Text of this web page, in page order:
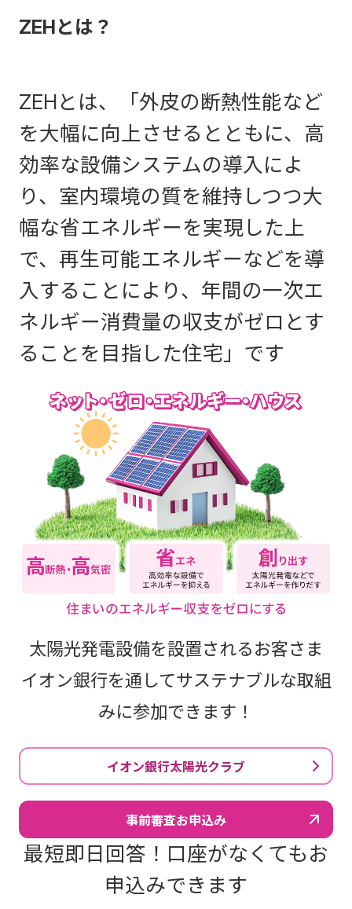
ZEHとは？
ZEHとは、「外皮の断熱性能など
を大幅に向上させるとともに、高
効率な設備システムの導入によ
り、室内環境の質を維持しつつ大
幅な省エネルギーを実現した上
で、再生可能エネルギーなどを導
入することにより、年間の一次エ
ネルギー消費量の収支がゼロとす
ることを目指した住宅」です
太陽光発電設備を設置されるお客さま
イオン銀行を通してサステナブルな取組
みに参加できます！
イオン銀行太陽光クラブ
事前審査お申込み
最短即日回答！口座がなくてもお
申込みできます